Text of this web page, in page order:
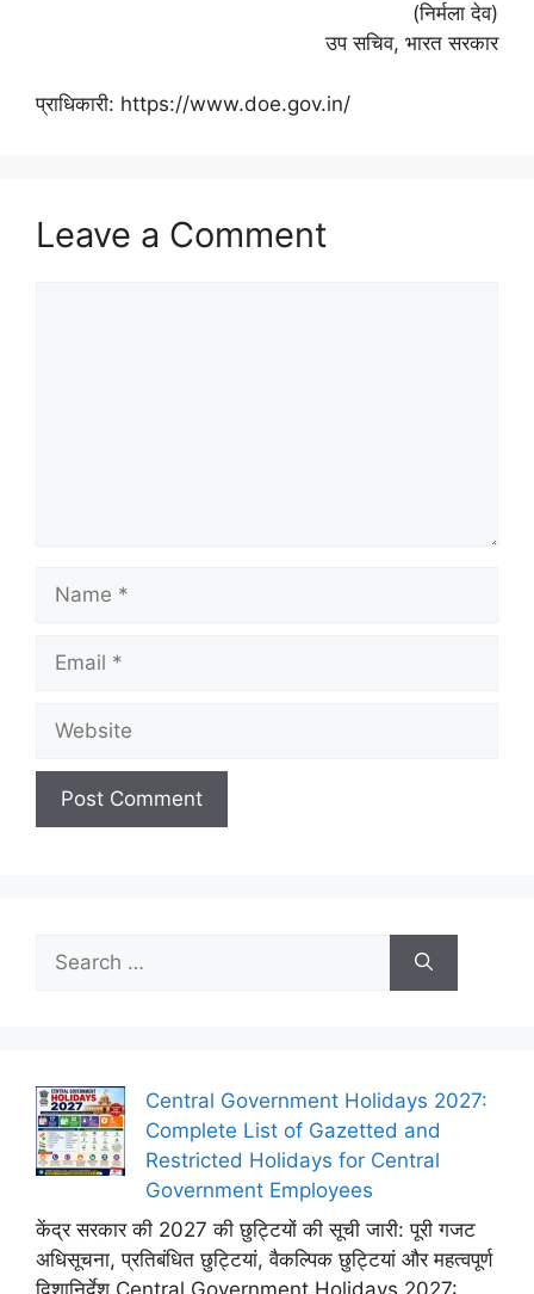
(निर्मला देव)
उप सचिव, भारत सरकार
प्राधिकारी: https://www.doe.gov.in/
Leave a Comment
for:
Central Government Holidays 2027:
Complete List of Gazetted and
Restricted Holidays for Central
Government Employees
केंद्र सरकार की 2027 की छुट्टियों की सूची जारी: पूरी गजट
अधिसूचना, प्रतिबंधित छुट्टियां, वैकल्पिक छुट्टियां और महत्वपूर्ण
दिशानिर्देश Central Government Holidays 2027: